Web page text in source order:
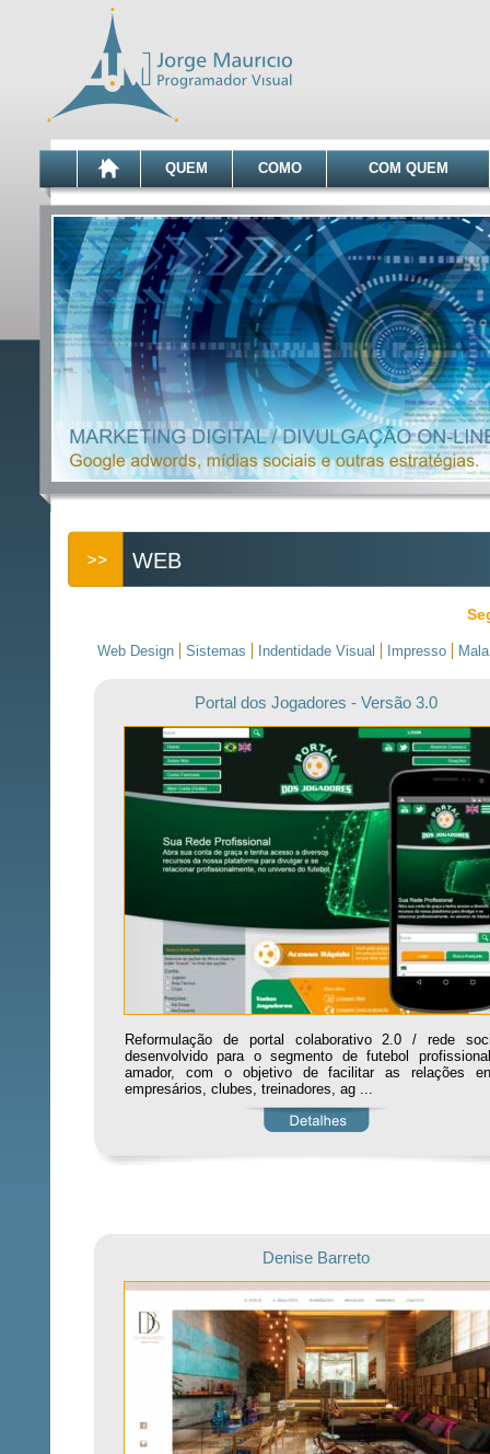
QUEM COMO COM QUEM
WEB
Web Design Sistemas Indentidade Visual Impresso
Portal dos Jogadores - Versão 3.0
Reformulação de portal colaborativo 2.0 / rede
desenvolvido para o segmento de futebol
amador, com o objetivo de facilitar as relações
empresários, clubes, treinadores, ag ...
Denise Barreto